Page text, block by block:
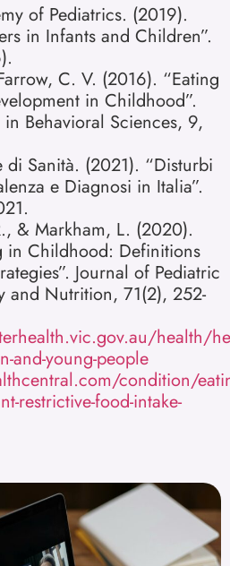
of Pediatrics. (2019).
in Infants and Children”.
C. V. (2016). “Eating
in Childhood”.
Behavioral Sciences, 9,
di Sanità. (2021). “Disturbi
e Diagnosi in Italia”.
& Markham, L. (2020).
in Childhood: Definitions
Journal of Pediatric
and Nutrition, 71(2), 252-
health/
and-young-people
condition/
restrictive-food-intake-